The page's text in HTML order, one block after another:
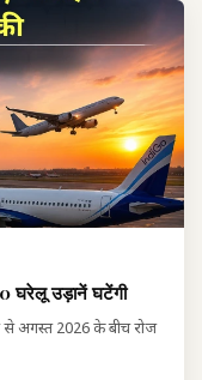
उड़ानें घटेंगी
2026 के बीच रोज